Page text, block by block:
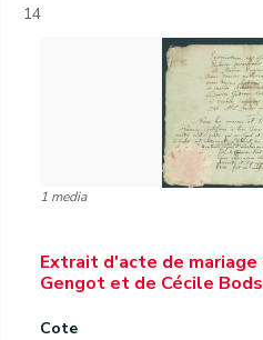
14
1 media
Extrait d'acte de mariage
Gengot et de Cécile
Cote